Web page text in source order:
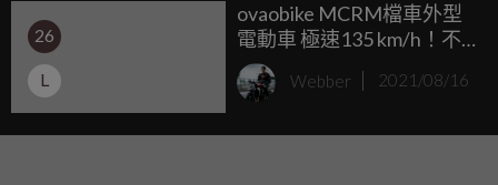
26
L
ovaobike MCRM檔車外型
電動車 極速135 km/h！不
充電挑戰公路最高點「武
嶺」
Webber 2021/08/16